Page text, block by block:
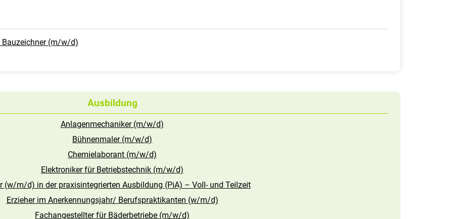
(m/w/d)
Ausbildung
Anlagenmechaniker (m/w/d)
Bühnenmaler (m/w/d)
Chemielaborant (m/w/d)
Elektroniker für Betriebstechnik (m/w/d)
(w/m/d) in der praxisintegrierten Ausbildung (PiA) – Voll- und Teilzeit
Erzieher im Anerkennungsjahr/ Berufspraktikanten (w/m/d)
Fachangestellter für Bäderbetriebe (m/w/d)